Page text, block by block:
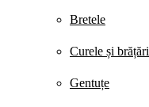
Bretele
Curele și brățări
Gentuțe